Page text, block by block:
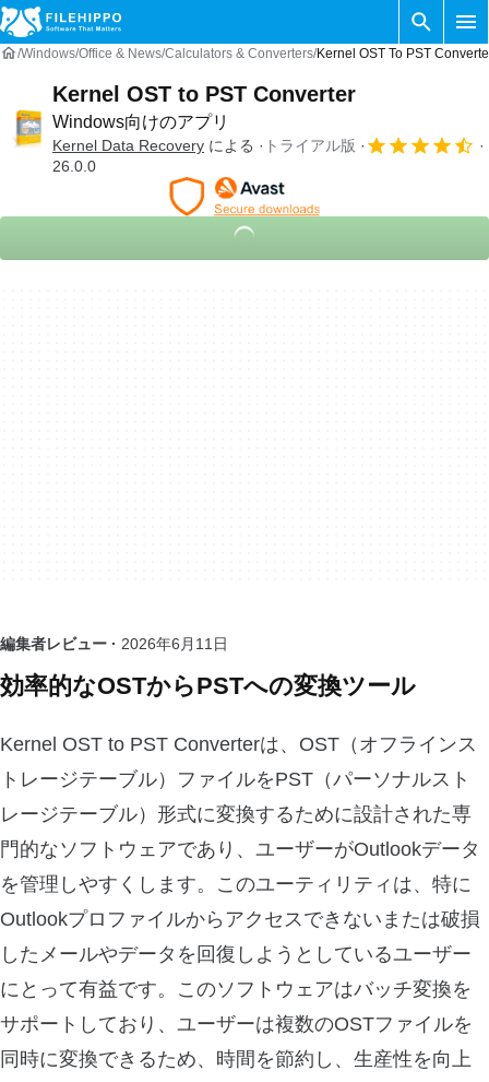
Windows Office & News Calculators & Converters Kernel OST To PST
Kernel OST to PST Converter
Windows向けのアプリ
Kernel Data Recovery による
トライアル版
26.0.0
編集者レビュー · 2026年6月11日
効率的なOSTからPSTへの変換ツール
Kernel OST to PST Converterは、OST（オフラインス
トレージテーブル）ファイルをPST（パーソナルスト
レージテーブル）形式に変換するために設計された専
門的なソフトウェアであり、ユーザーがOutlookデータ
を管理しやすくします。このユーティリティは、特に
Outlookプロファイルからアクセスできないまたは破損
したメールやデータを回復しようとしているユーザー
にとって有益です。このソフトウェアはバッチ変換を
サポートしており、ユーザーは複数のOSTファイルを
同時に変換できるため、時間を節約し、生産性を向上